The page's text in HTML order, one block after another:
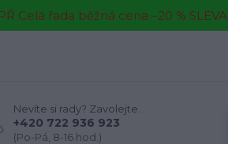
Celá řada běžná cena –20 % SLEVA
Nevíte si rady? Zavolejte.
+420 722 936 923
(Po-Pá, 8-16 hod.)